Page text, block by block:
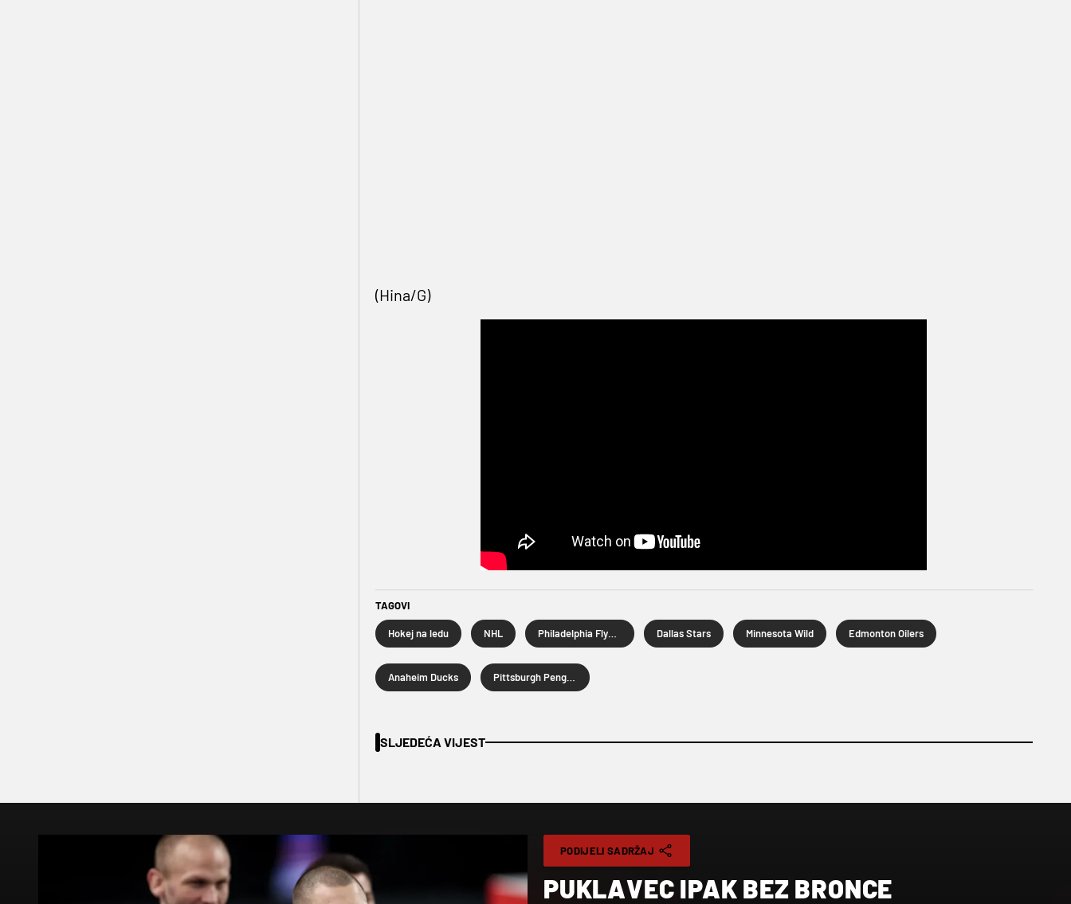
(Hina/G)
TAGOVI
Hokej na ledu NHL Philadelphia Flyers Dallas Stars Minnesota Wild Edmonton Oilers
Anaheim Ducks Pittsburgh Penguins
SLJEDEĆA VIJEST
PODIJELI SADRŽAJ
PUKLAVEC IPAK BEZ BRONCE